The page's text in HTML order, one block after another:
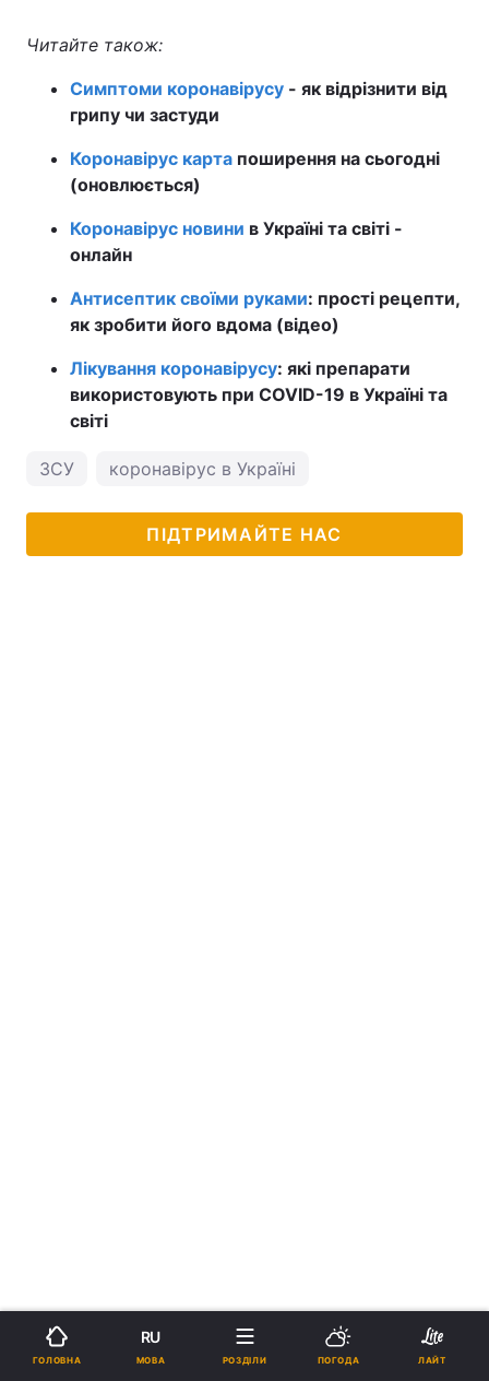
Читайте також:
Симптоми коронавірусу - як відрізнити від
грипу чи застуди
Коронавірус карта поширення на сьогодні
(оновлюється)
Коронавірус новини в Україні та світі -
онлайн
Антисептик своїми руками: прості рецепти,
як зробити його вдома (відео)
Лікування коронавірусу: які препарати
використовують при COVID-19 в Україні та
світі
ЗСУ коронавірус в Україні
ПІДТРИМАЙТЕ НАС
ГОЛОВНА
RU
МОВА РОЗДІЛИ ПОГОДА ЛАЙТ